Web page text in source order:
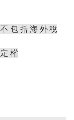
包 括 海 外 稅
權